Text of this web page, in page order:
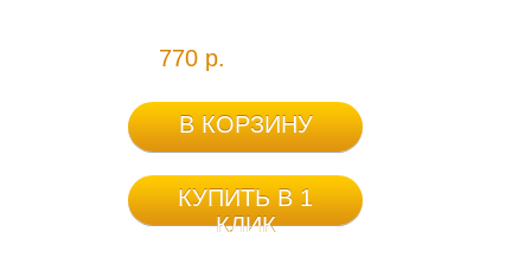
770 р.
В КОРЗИНУ
КУПИТЬ В 1
КЛИК